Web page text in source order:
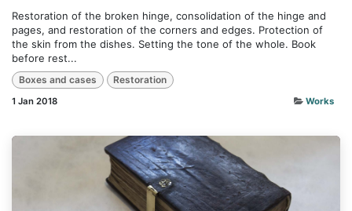
Restoration of the broken hinge, consolidation of the hinge and
pages, and restoration of the corners and edges. Protection of
the skin from the dishes. Setting the tone of the whole. Book
before rest...
Boxes and cases Restoration
1 Jan 2018 Works